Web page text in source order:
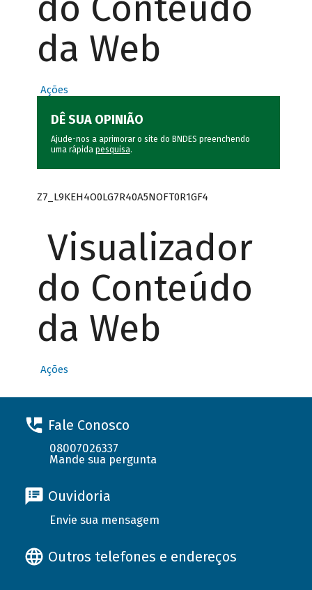
da Web
Ações
DÊ SUA OPINIÃO
Ajude-nos a aprimorar o site do BNDES preenchendo
uma rápida pesquisa.
Z7_L9KEH4O0LG7R40A5NOFT0R1GF4
Visualizador
do Conteúdo
da Web
Ações
Fale Conosco
08007026337
Mande sua pergunta
Ouvidoria
Envie sua mensagem
Outros telefones e endereços